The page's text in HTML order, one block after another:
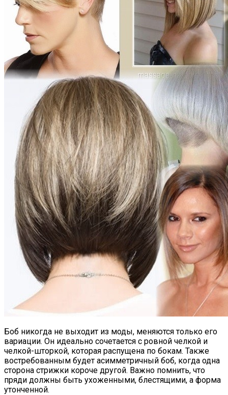
Боб никогда не выходит из моды, меняются только его
вариации. Он идеально сочетается с ровной челкой и
челкой-шторкой, которая распущена по бокам. Также
востребованным будет асимметричный боб, когда одна
сторона стрижки короче другой. Важно помнить, что
пряди должны быть ухоженными, блестящими, а форма
утонченной.